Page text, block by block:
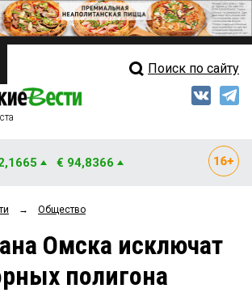
Свежий выпуск
Рейтинги
Блоги
Поиск по сайту
€ 94,8366
→ Общество
Омска исключат
полигона